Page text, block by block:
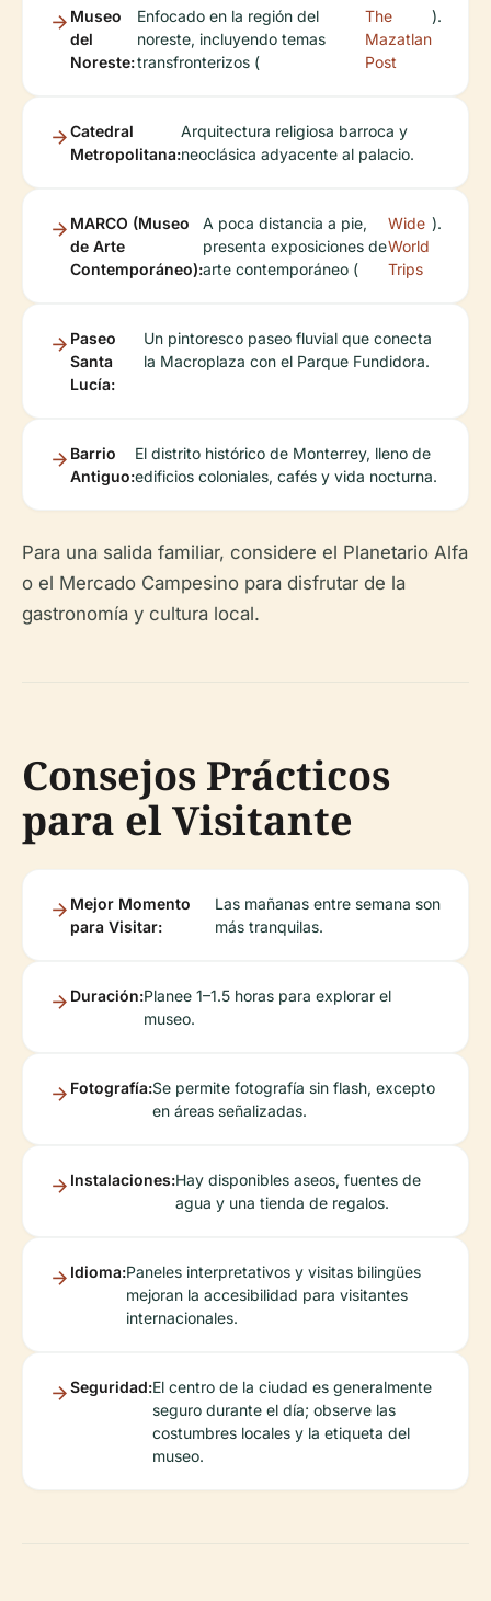
Museo
del
Noreste:
Enfocado en la región del
noreste, incluyendo temas
transfronterizos (
The
Mazatlan
Post
).
Catedral
Metropolitana:
Arquitectura religiosa barroca y
neoclásica adyacente al palacio.
MARCO (Museo
de Arte
Contemporáneo):
A poca distancia a pie,
presenta exposiciones de
arte contemporáneo (
Wide
World
Trips
).
Paseo
Santa
Lucía:
Un pintoresco paseo fluvial que conecta
la Macroplaza con el Parque Fundidora.
Barrio
Antiguo:
El distrito histórico de Monterrey, lleno de
edificios coloniales, cafés y vida nocturna.
Para una salida familiar, considere el Planetario Alfa
o el Mercado Campesino para disfrutar de la
gastronomía y cultura local.
Consejos Prácticos
para el Visitante
Mejor Momento
para Visitar:
Las mañanas entre semana son
más tranquilas.
Duración:Planee 1–1.5 horas para explorar el
museo.
Fotografía:Se permite fotografía sin flash, excepto
en áreas señalizadas.
Instalaciones:Hay disponibles aseos, fuentes de
agua y una tienda de regalos.
Idioma:Paneles interpretativos y visitas bilingües
mejoran la accesibilidad para visitantes
internacionales.
Seguridad:El centro de la ciudad es generalmente
seguro durante el día; observe las
costumbres locales y la etiqueta del
museo.